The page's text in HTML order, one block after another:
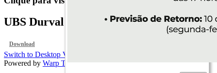
UBS Durval Rodrigues (Nova Aliança)
Download
Switch to Desktop Version
Powered by Warp Theme Framework